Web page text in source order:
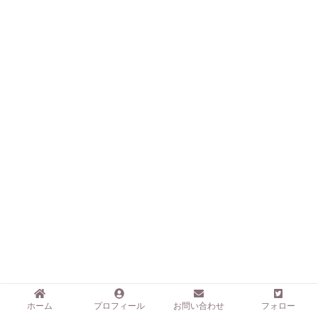
ホーム プロフィール お問い合わせ フォロー